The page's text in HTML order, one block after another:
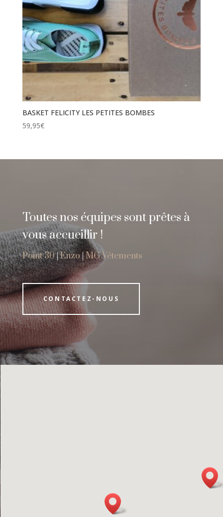
BASKET FELICITY LES PETITES BOMBES
59,95€
Toutes nos équipes sont prêtes à
vous accueillir !
Point 30|Enzo|MG Vêtements
CONTACTEZ-NOUS